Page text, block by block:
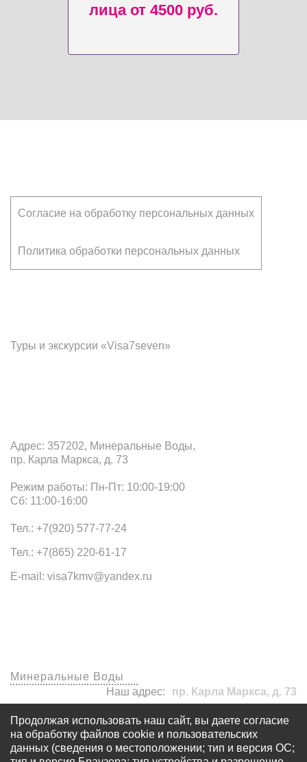
лица от 4500 руб.
Адрес: 357202, Минеральные Воды,
пр. Карла Маркса, д. 73
Режим работы: Пн-Пт: 10:00-19:00
Сб: 11:00-16:00
Тел.: +7(920) 577-77-24
Тел.: +7(865) 220-61-17
E-mail: visa7kmv@yandex.ru
Согласие на обработку персональных данных
Политика обработки персональных данных
Туры и экскурсии «Visa7seven»
Минеральные Воды
Наш адрес:
пр. Карла Маркса, д. 73
visa7kmv@yandex.ru
+7 (920) 577-77-24
Продолжая использовать наш сайт, вы даете согласие
на обработку файлов cookie и пользовательских
данных (сведения о местоположении; тип и версия ОС;